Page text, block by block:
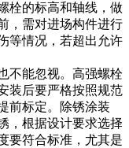
栓的标高和轴线，做
，需对进场构件进行
等情况，若超出允许
不能忽视。高强螺栓
装后要严格按照规范
前标定。除锈涂装
，根据设计要求选择
要符合标准，尤其是